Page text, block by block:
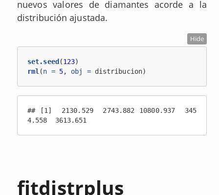
nuevos valores de diamantes acorde a la
distribución ajustada.
Hide
set.seed (123)
rml(n = 5, obj = distribucion)
## [1]  2130.529  2743.882 10800.937  345
4.558  3613.651
fitdistrplus